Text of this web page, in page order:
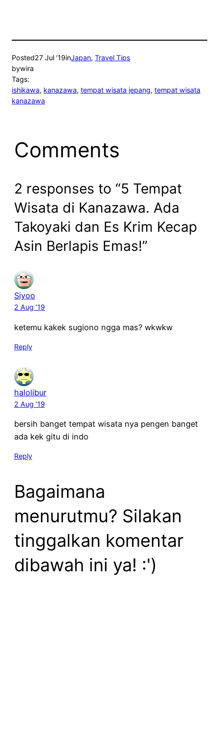
Posted27 Jul ’19inJapan, Travel Tips
bywira
Tags:
ishikawa, kanazawa, tempat wisata jepang, tempat wisata
kanazawa
Comments
2 responses to “5 Tempat
Wisata di Kanazawa. Ada
Takoyaki dan Es Krim Kecap
Asin Berlapis Emas!”
Siyoo
2 Aug ’19
ketemu kakek sugiono ngga mas? wkwkw
Reply
halolibur
2 Aug ’19
bersih banget tempat wisata nya pengen banget
ada kek gitu di indo
Reply
Bagaimana
menurutmu? Silakan
tinggalkan komentar
dibawah ini ya! :')